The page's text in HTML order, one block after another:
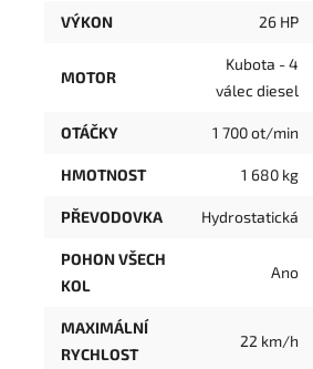
VÝKON 26 HP
MOTOR
Kubota - 4
válec diesel
OTÁČKY 1 700 ot/min
HMOTNOST 1 680 kg
PŘEVODOVKA Hydrostatická
POHON VŠECH
KOL
Ano
MAXIMÁLNÍ
RYCHLOST
22 km/h